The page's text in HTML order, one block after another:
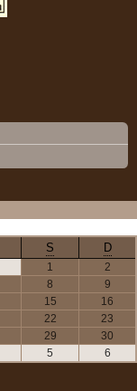
S D
1
2
8
9
15
16
22
23
29
30
5 6